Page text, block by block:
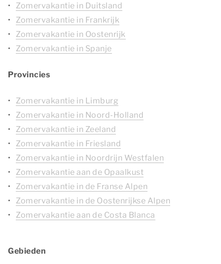
Zomervakantie in Duitsland
Zomervakantie in Frankrijk
Zomervakantie in Oostenrijk
Zomervakantie in Spanje
Provincies
Zomervakantie in Limburg
Zomervakantie in Noord-Holland
Zomervakantie in Zeeland
Zomervakantie in Friesland
Zomervakantie in Noordrijn Westfalen
Zomervakantie aan de Opaalkust
Zomervakantie in de Franse Alpen
Zomervakantie in de Oostenrijkse Alpen
Zomervakantie aan de Costa Blanca
Gebieden